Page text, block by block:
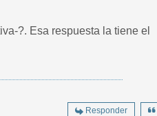
?. Esa respuesta la tiene el
Responder